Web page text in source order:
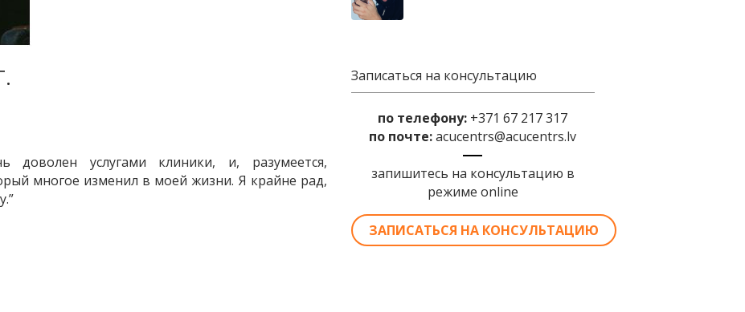
доволен услугами клиники, и, разумеется,
многое изменил в моей жизни. Я крайне рад,
Записаться на консультацию
по телефону: +371 67 217 317
по почте:acucentrs@acucentrs.lv
запишитесь на консультацию в
режиме online
ЗАПИСАТЬСЯ НА КОНСУЛЬТАЦИЮ